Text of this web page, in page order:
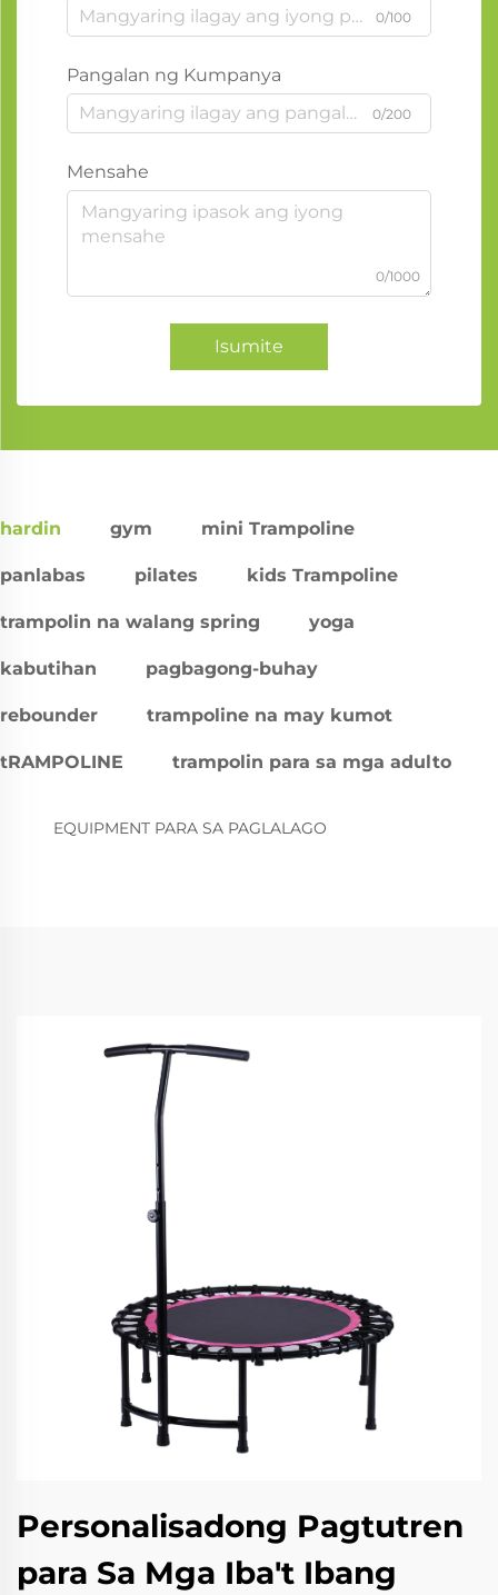
0/100
Pangalan ng Kumpanya
0/200
Mensahe
0/1000
Isumite
hardin gym mini Trampoline
panlabas pilates kids Trampoline
trampolin na walang spring yoga
kabutihan pagbagong-buhay
rebounder trampoline na may kumot
tRAMPOLINE trampolin para sa mga adulto
EQUIPMENT PARA SA PAGLALAGO
Personalisadong Pagtutren
para Sa Mga Iba't Ibang